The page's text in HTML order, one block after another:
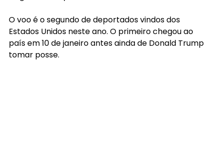
O voo é o segundo de deportados vindos dos
Estados Unidos neste ano. O primeiro chegou ao
país em 10 de janeiro antes ainda de Donald Trump
tomar posse.